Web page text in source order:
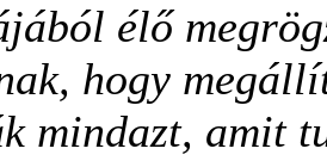
élő
hogy
mindazt, amit